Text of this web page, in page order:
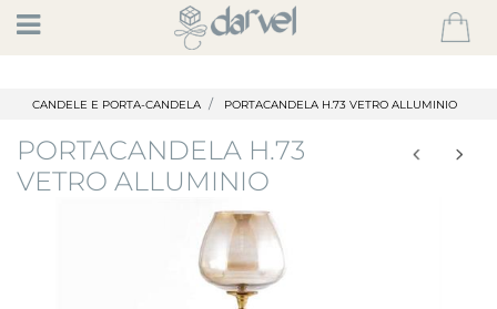
Open
CANDELE E PORTA-CANDELA PORTACANDELA H.73 VETRO ALLUMINIO
PORTACANDELA H.73
VETRO ALLUMINIO